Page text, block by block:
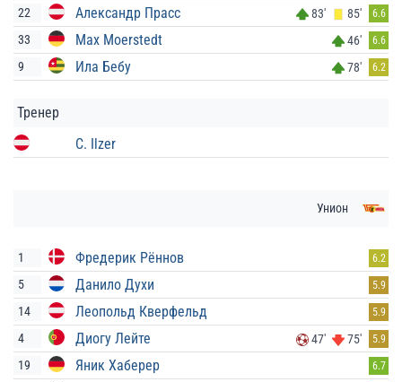
22 Александр Прасс 83' 85' 6.6
33 Max Moerstedt 46' 6.6
9 Ила Бебу 78' 6.2
Тренер
C. Ilzer
Унион
1 Фредерик Рённов 6.2
5 Данило Духи 5.9
14 Леопольд Кверфельд 5.9
4 Диогу Лейте 47' 75' 5.9
19 Яник Хаберер 6.7